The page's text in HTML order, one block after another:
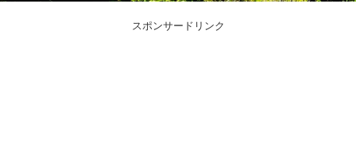
スポンサードリンク